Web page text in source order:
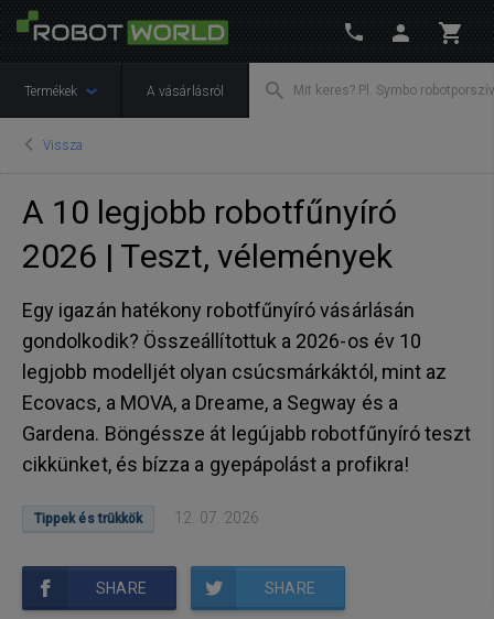
Termékek A vásárlásról
Vissza
A 10 legjobb robotfűnyíró
2026 | Teszt, vélemények
Egy igazán hatékony robotfűnyíró vásárlásán
gondolkodik? Összeállítottuk a 2026-os év 10
legjobb modelljét olyan csúcsmárkáktól, mint az
Ecovacs, a MOVA, a Dreame, a Segway és a
Gardena. Böngéssze át legújabb robotfűnyíró teszt
cikkünket, és bízza a gyepápolást a profikra!
Tippek és trükkök 12. 07. 2026
SHARE SHARE